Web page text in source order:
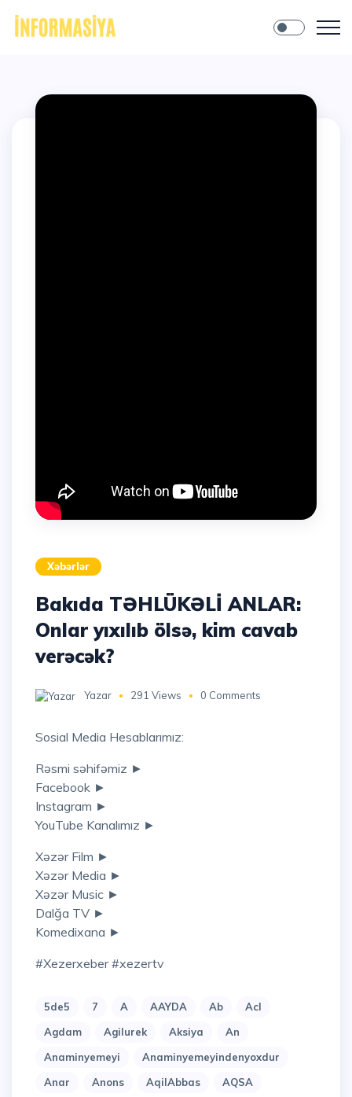
Xəbərlər
Bakıda TƏHLÜKƏLİ ANLAR:
Onlar yıxılıb ölsə, kim cavab
verəcək?
Yazar 291 Views 0 Comments
Sosial Media Hesablarımız:
Rəsmi səhifəmiz ►
Facebook ►
Instagram ►
YouTube Kanalımız ►
Xəzər Film ►
Xəzər Media ►
Xəzər Music ►
Dalğa TV ►
Komedixana ►
#xezerxeber #xezertv
5de5 7 A AAYDA Ab
Acl
Agdam
Agilurek Aksiya
An
Anaminyemeyi
Anaminyemeyindenyoxdur
Anar
Anons AqilAbbas
AQSA